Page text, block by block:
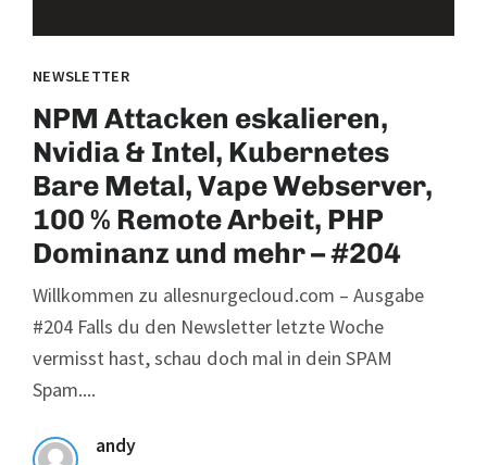
NEWSLETTER
NPM Attacken eskalieren,
Nvidia & Intel, Kubernetes
Bare Metal, Vape Webserver,
100 % Remote Arbeit, PHP
Dominanz und mehr – #204
Willkommen zu allesnurgecloud.com – Ausgabe
#204 Falls du den Newsletter letzte Woche
vermisst hast, schau doch mal in dein SPAM
Spam....
andy